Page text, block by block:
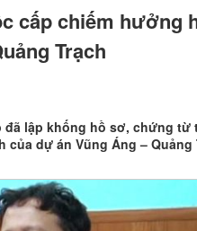
cấp chiếm hưởng
Trạch
lập khống hồ sơ, chứng từ
dự án Vũng Áng – Quảng